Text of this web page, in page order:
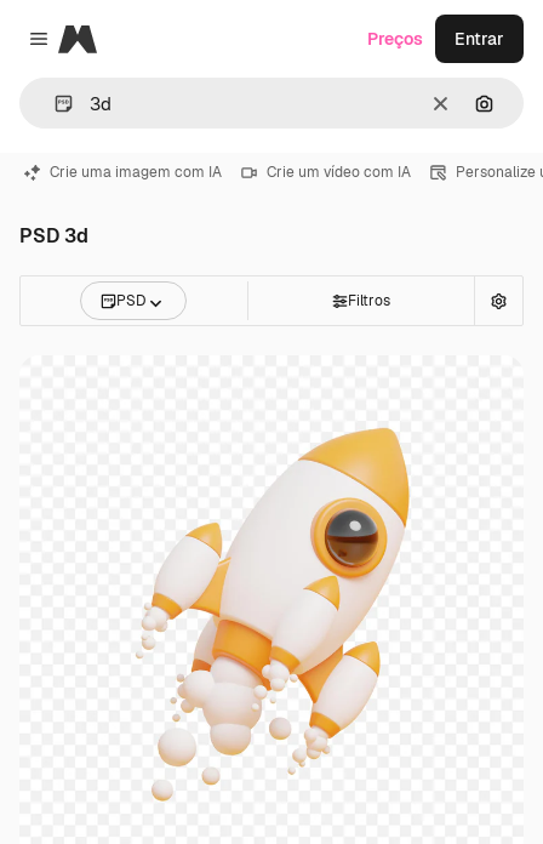
Close menu
Magnific
Limpar
Preços Entrar
Crie uma imagem com IA Crie um vídeo com IA Personalize
PSD 3d
PSD Filtros